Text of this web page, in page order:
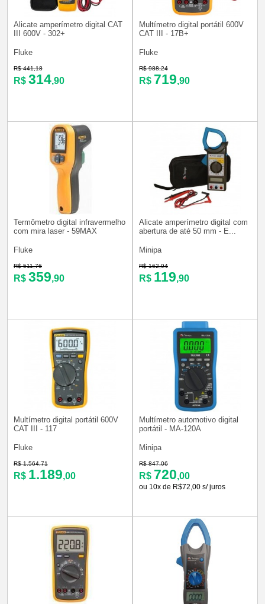
Alicate amperímetro digital CAT
III 600V - 302+
Fluke
R$ 441,18
R$ 314,90
Multímetro digital portátil 600V
CAT III - 17B+
Fluke
R$ 988,24
R$ 719,90
Termômetro digital infravermelho
com mira laser - 59MAX
Fluke
R$ 511,76
R$ 359,90
Alicate amperímetro digital com
abertura de até 50 mm - E...
Minipa
R$ 162,94
R$ 119,90
Multímetro digital portátil 600V
CAT III - 117
Fluke
R$ 1.564,71
R$ 1.189,00
Multímetro automotivo digital
portátil - MA-120A
Minipa
R$ 847,06
R$ 720,00
ou 10x de R$72,00 s/ juros